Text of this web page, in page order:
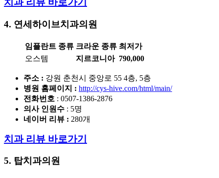
4. 연세하이브치과의원
임플란트 종류 크라운 종류 최저가
오스템
지르코니아 790,000
주소 : 강원 춘천시 중앙로 55 4층, 5층
병원 홈페이지 : http://cys-hive.com/html/main/
전화번호 : 0507-1386-2876
의사 인원수 : 5명
네이버 리뷰 : 280개
치과 리뷰 바로가기
5. 탑치과의원